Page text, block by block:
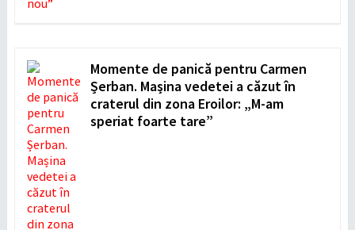
Momente de panică pentru Carmen
Șerban. Mașina vedetei a căzut în
craterul din zona Eroilor: „M-am
speriat foarte tare”